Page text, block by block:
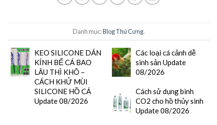
Danh mục:Blog Thú Cưng.
KEO SILICONE DÁN
KÍNH BỂ CÁ BAO
LÂU THÌ KHÔ –
CÁCH KHỬ MÙI
SILICONE HỒ CÁ
Update 08/2026
Các loại cá cảnh dễ
sinh sản Update
08/2026
Cách sử dụng bình
CO2 cho hồ thủy sinh
Update 08/2026